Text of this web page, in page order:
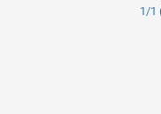
1/1